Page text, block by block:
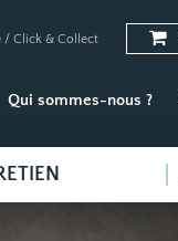
/ Click & Collect
Qui sommes-nous ?